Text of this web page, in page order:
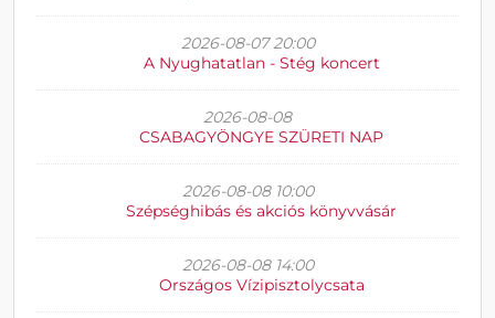
2026-08-07 20:00
A Nyughatatlan - Stég koncert
2026-08-08
CSABAGYÖNGYE SZÜRETI NAP
2026-08-08 10:00
Szépséghibás és akciós könyvvásár
2026-08-08 14:00
Országos Vízipisztolycsata